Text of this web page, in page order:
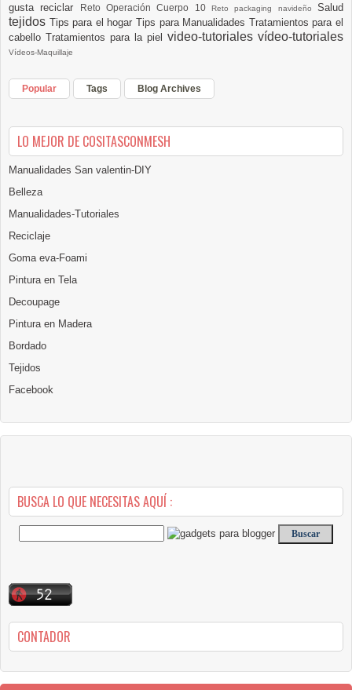
gusta reciclar
Reto Operación Cuerpo 10Reto packaging navideñoSalud
tejidos Tips para el hogarTips para Manualidades Tratamientos para el
cabello Tratamientos para la piel video-tutoriales vídeo-tutoriales
Vídeos-Maquillaje
Popular Tags Blog Archives
LO MEJOR DE COSITASCONMESH
Manualidades San valentin-DIY
Belleza
Manualidades-Tutoriales
Reciclaje
Goma eva-Foami
Pintura en Tela
Decoupage
Pintura en Madera
Bordado
Tejidos
Facebook
BUSCA LO QUE NECESITAS AQUÍ :
CONTADOR